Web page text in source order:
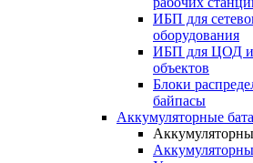
ИБП для
оборудования
ИБП для ЦОД и
объектов
Блоки
байпасы
Аккумуляторные